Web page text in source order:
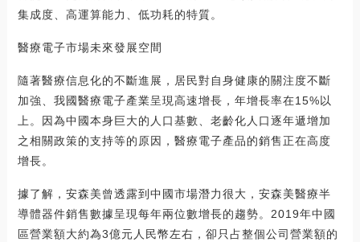
集成度、高運算能力、低功耗的特質。
醫療電子市場未來發展空間
隨著醫療信息化的不斷進展，居民對自身健康的關注度不斷
加強、我國醫療電子產業呈現高速增長，年增長率在15%以
上。因為中國本身巨大的人口基數、老齡化人口逐年遞增加
之相關政策的支持等的原因，醫療電子產品的銷售正在高度
增長。
據了解，安森美曾透露到中國市場潛力很大，安森美醫療半
導體器件銷售數據呈現每年兩位數增長的趨勢。2019年中國
區營業額大約為3億元人民幣左右，卻只占整個公司營業額的